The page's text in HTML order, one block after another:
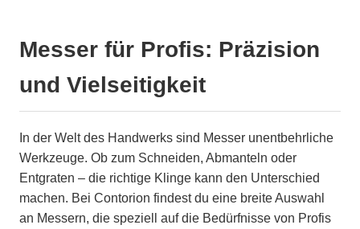
Messer für Profis: Präzision
und Vielseitigkeit
In der Welt des Handwerks sind Messer unentbehrliche
Werkzeuge. Ob zum Schneiden, Abmanteln oder
Entgraten – die richtige Klinge kann den Unterschied
machen. Bei Contorion findest du eine breite Auswahl
an Messern, die speziell auf die Bedürfnisse von Profis